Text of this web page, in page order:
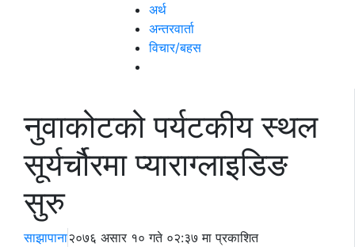
अर्थ
अन्तरवार्ता
विचार/बहस
नुवाकोटको पर्यटकीय स्थल
सूर्यर्चौरमा प्याराग्लाइडिङ
सुरु
साझापाना२०७६ असार १० गते ०२:३७ मा प्रकाशित